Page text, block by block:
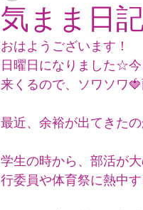
気まま日
おはようございます！
日曜日になりました☆
来くるので、ソワソワ
最近、余裕が出てきた
学生の時から、部活が
行委員や体育祭に熱中